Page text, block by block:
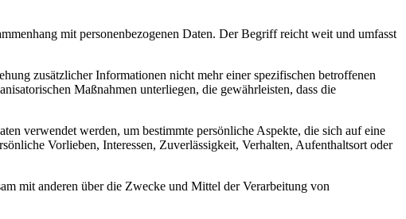
mit personenbezogenen Daten. Der Begriff reicht weit und umfasst
zusätzlicher Informationen nicht mehr einer spezifischen betroffenen
Maßnahmen unterliegen, die gewährleisten, dass die
verwendet werden, um bestimmte persönliche Aspekte, die sich auf eine
Vorlieben, Interessen, Zuverlässigkeit, Verhalten, Aufenthaltsort oder
mit anderen über die Zwecke und Mittel der Verarbeitung von